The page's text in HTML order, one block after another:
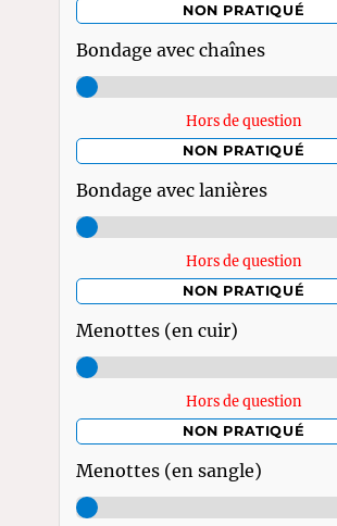
NON PRATIQUÉ
Bondage avec chaînes
Hors de question
NON PRATIQUÉ
Bondage avec lanières
Hors de question
NON PRATIQUÉ
Menottes (en cuir)
Hors de question
NON PRATIQUÉ
Menottes (en sangle)